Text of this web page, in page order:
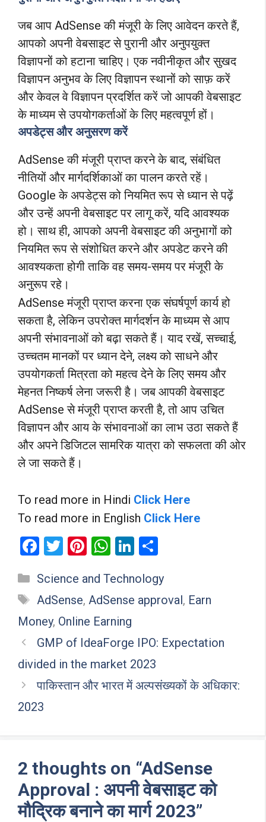
जब आप AdSense की मंजूरी के लिए आवेदन करते हैं,
आपको अपनी वेबसाइट से पुरानी और अनुपयुक्त
विज्ञापनों को हटाना चाहिए। एक नवीनीकृत और सुखद
विज्ञापन अनुभव के लिए विज्ञापन स्थानों को साफ़ करें
और केवल वे विज्ञापन प्रदर्शित करें जो आपकी वेबसाइट
के माध्यम से उपयोगकर्ताओं के लिए महत्वपूर्ण हों।
अपडेट्स और अनुसरण करें
AdSense की मंजूरी प्राप्त करने के बाद, संबंधित
नीतियों और मार्गदर्शिकाओं का पालन करते रहें।
Google के अपडेट्स को नियमित रूप से ध्यान से पढ़ें
और उन्हें अपनी वेबसाइट पर लागू करें, यदि आवश्यक
हो। साथ ही, आपको अपनी वेबसाइट की अनुभागों को
नियमित रूप से संशोधित करने और अपडेट करने की
आवश्यकता होगी ताकि वह समय-समय पर मंजूरी के
अनुरूप रहे।
AdSense मंजूरी प्राप्त करना एक संघर्षपूर्ण कार्य हो
सकता है, लेकिन उपरोक्त मार्गदर्शन के माध्यम से आप
अपनी संभावनाओं को बढ़ा सकते हैं। याद रखें, सच्चाई,
उच्चतम मानकों पर ध्यान देने, लक्ष्य को साधने और
उपयोगकर्ता मित्रता को महत्व देने के लिए समय और
मेहनत निष्कर्ष लेना जरूरी है। जब आपकी वेबसाइट
AdSense से मंजूरी प्राप्त करती है, तो आप उचित
विज्ञापन और आय के संभावनाओं का लाभ उठा सकते हैं
और अपने डिजिटल सामरिक यात्रा को सफलता की ओर
ले जा सकते हैं।
To read more in Hindi Click Here
To read more in English Click Here
F
ce
b
o
o
k
T
tt
er
Pi
er
es
t
W
at
s
A
p
p
Li
ke
dI
ar
e
Categories
Science and Technology
Tags
AdSense, AdSense approval, Earn
Money, Online Earning
GMP of IdeaForge IPO: Expectation
divided in the market 2023
पाकिस्तान और भारत में अल्पसंख्यकों के अधिकार:
2023
2 thoughts on “AdSense
Approval : अपनी वेबसाइट को
मौद्रिक बनाने का मार्ग 2023”